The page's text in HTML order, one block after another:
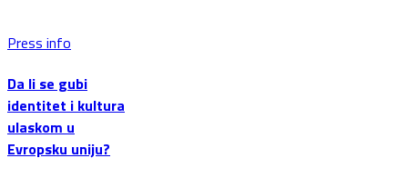
Press info
Da li se gubi
identitet i kultura
ulaskom u
Evropsku uniju?